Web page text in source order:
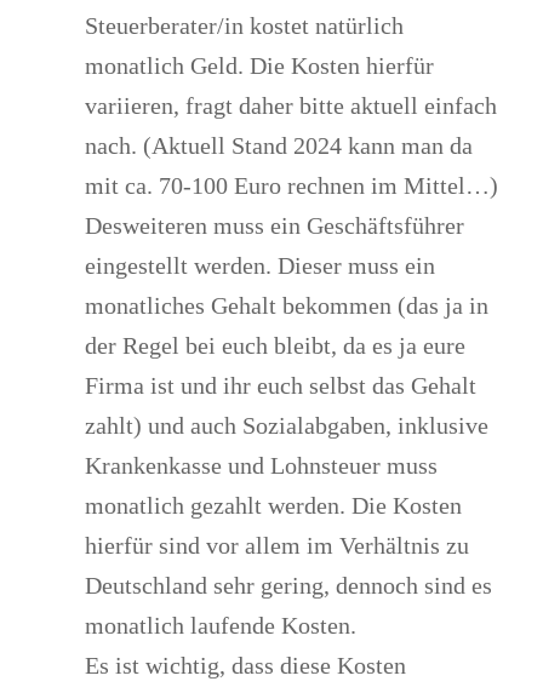
Steuerberater/in kostet natürlich
monatlich Geld. Die Kosten hierfür
variieren, fragt daher bitte aktuell einfach
nach. (Aktuell Stand 2024 kann man da
mit ca. 70-100 Euro rechnen im Mittel…)
Desweiteren muss ein Geschäftsführer
eingestellt werden. Dieser muss ein
monatliches Gehalt bekommen (das ja in
der Regel bei euch bleibt, da es ja eure
Firma ist und ihr euch selbst das Gehalt
zahlt) und auch Sozialabgaben, inklusive
Krankenkasse und Lohnsteuermuss
monatlich gezahlt werden. Die Kosten
hierfür sind vor allem im Verhältnis zu
Deutschland sehr gering, dennoch sind es
monatlich laufende Kosten.
Es ist wichtig, dass diese Kosten